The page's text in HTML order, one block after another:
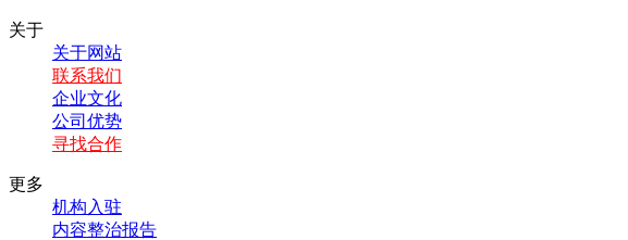
关于
关于网站
联系我们
企业文化
公司优势
寻找合作
更多
机构入驻
内容整治报告